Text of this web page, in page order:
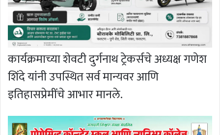
कार्यक्रमाच्या शेवटी दुर्गनाथ ट्रेकर्सचे अध्यक्ष गणेश
शिंदे यांनी उपस्थित सर्व मान्यवर आणि
इतिहासप्रेमींचे आभार मानले.